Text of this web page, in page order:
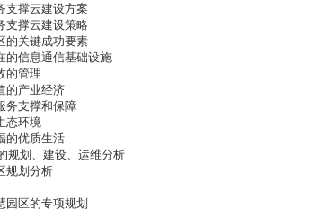
支撑云建设方案
支撑云建设策略
的关键成功要素
的信息通信基础设施
的管理
的产业经济
务支撑和保障
态环境
的优质生活
规划、建设、运维分析
规划分析
园区的专项规划